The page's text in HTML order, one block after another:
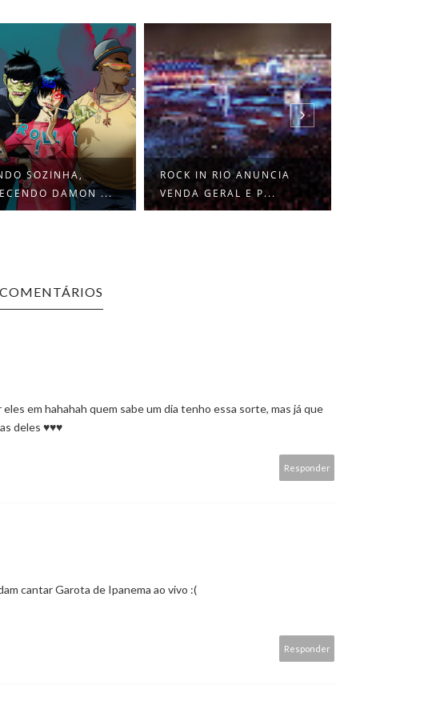
SOZINHA,
DAMON ...
ROCK IN RIO ANUNCIA
VENDA GERAL E P...
em hahahah quem sabe um dia tenho essa sorte, mas já que
deles ♥♥♥
Responder
cantar Garota de Ipanema ao vivo :(
Responder